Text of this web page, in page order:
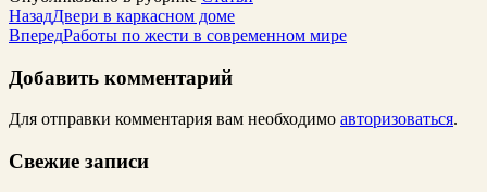
НазадДвери в каркасном доме
ВпередРаботы по жести в современном мире
Добавить комментарий
Для отправки комментария вам необходимо авторизоваться.
Свежие записи